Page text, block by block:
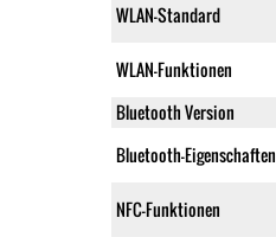
WLAN-Standard
WLAN-Funktionen
Bluetooth Version
Bluetooth-Eigenschaften
NFC-Funktionen